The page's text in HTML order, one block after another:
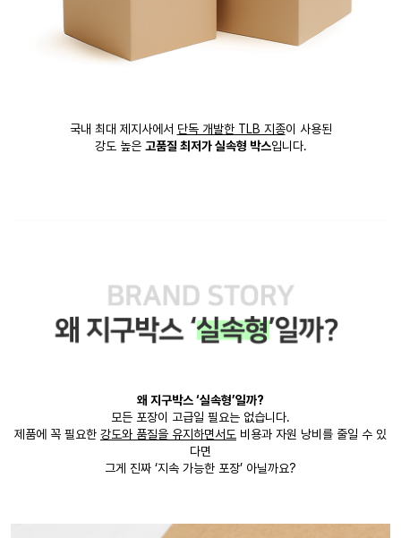
국내 최대 제지사에서 단독 개발한 TLB 지종이 사용된
강도 높은 고품질 최저가 실속형 박스입니다.
왜 지구박스 ‘실속형’일까?
모든 포장이 고급일 필요는 없습니다.
제품에 꼭 필요한 강도와 품질을 유지하면서도 비용과 자원 낭비를 줄일 수 있
다면
그게 진짜 ‘지속 가능한 포장’ 아닐까요?